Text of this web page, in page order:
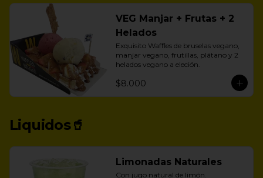
VEG Manjar + Frutas + 2
Helados
Exquisito Waffles de bruselas vegano,
manjar vegano, frutillas, plátano y 2
helados vegano a eleción.
$8.000
Liquidos🥤
Limonadas Naturales
Con jugo natural de limón.